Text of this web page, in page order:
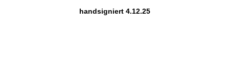
handsigniert 4.12.25